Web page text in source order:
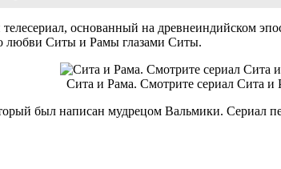
основанный на древнеиндийском
о любви Ситы и Рамы глазами Ситы.
Сита и Рама. Смотрите сериал Сита и
был написан мудрецом Вальмики. Сериал